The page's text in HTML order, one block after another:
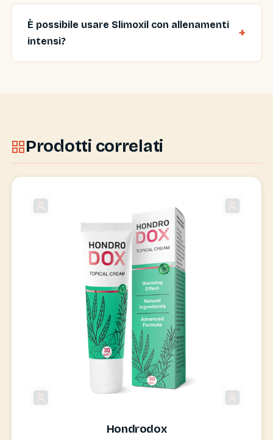
È possibile usare Slimoxil con allenamenti
intensi?
Prodotti correlati
Hondrodox